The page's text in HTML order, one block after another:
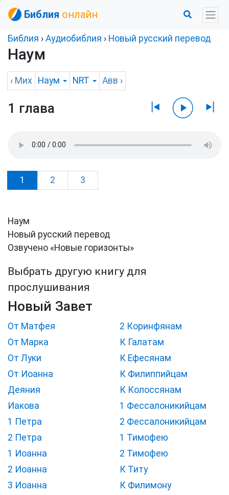
Библия онлайн
Библия › Аудиобиблия › Новый русский перевод
Наум
‹ Мих Наум NRT Авв ›
1 глава
1 2 3
Наум
Новый русский перевод
Озвучено «Новые горизонты»
Выбрать другую книгу для
прослушивания
Новый Завет
От Матфея
От Марка
От Луки
От Иоанна
Деяния
Иакова
1 Петра
2 Петра
1 Иоанна
2 Иоанна
3 Иоанна
2 Коринфянам
К Галатам
К Ефесянам
К Филиппийцам
К Колоссянам
1 Фессалоникийцам
2 Фессалоникийцам
1 Тимофею
2 Тимофею
К Титу
К Филимону